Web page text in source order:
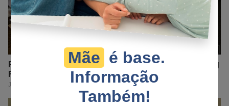
Mãe é base.
Informação
Também!